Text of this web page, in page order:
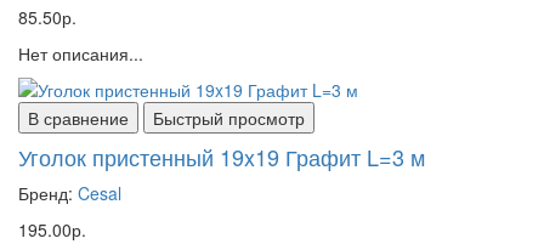
85.50р.
Нет описания...
В сравнение Быстрый просмотр
Уголок пристенный 19x19 Графит L=3 м
Бренд: Cesal
195.00р.